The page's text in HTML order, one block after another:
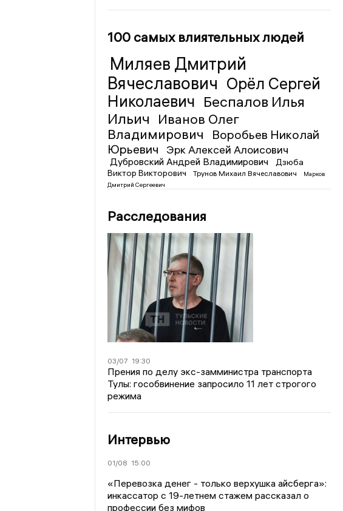
100 самых влиятельных людей
Миляев Дмитрий
Вячеславович Орёл Сергей
Николаевич Беспалов Илья
Ильич
Иванов Олег
Владимирович
Воробьев Николай
Юрьевич
Эрк Алексей Алоисович
Дубровский Андрей Владимирович
Дзюба
Виктор Викторович
Трунов Михаил Вячеславович
Марков
Дмитрий Сергеевич
Расследования
03/07 19:30
Прения по делу экс-замминистра транспорта
Тулы: гособвинение запросило 11 лет строгого
режима
Интервью
01/08 15:00
«Перевозка денег - только верхушка айсберга»:
инкассатор с 19-летнем стажем рассказал о
профессии без мифов